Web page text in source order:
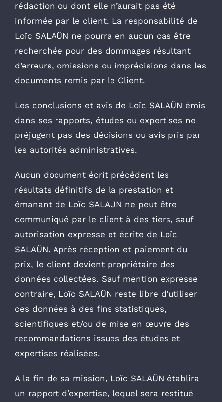
rédaction ou dont elle n’aurait pas été
informée par le client. La responsabilité de
Loïc SALAÜN ne pourra en aucun cas être
recherchée pour des dommages résultant
d’erreurs, omissions ou imprécisions dans les
documents remis par le Client.
Les conclusions et avis de Loïc SALAÜN émis
dans ses rapports, études ou expertises ne
préjugent pas des décisions ou avis pris par
les autorités administratives.
Aucun document écrit précédent les
résultats définitifs de la prestation et
émanant de Loïc SALAÜN ne peut être
communiqué par le client à des tiers, sauf
autorisation expresse et écrite de Loïc
SALAÜN. Après réception et paiement du
prix, le client devient propriétaire des
données collectées. Sauf mention expresse
contraire, Loïc SALAÜN reste libre d’utiliser
ces données à des fins statistiques,
scientifiques et/ou de mise en œuvre des
recommandations issues des études et
expertises réalisées.
A la fin de sa mission, Loïc SALAÜN établira
un rapport d’expertise, lequel sera restitué